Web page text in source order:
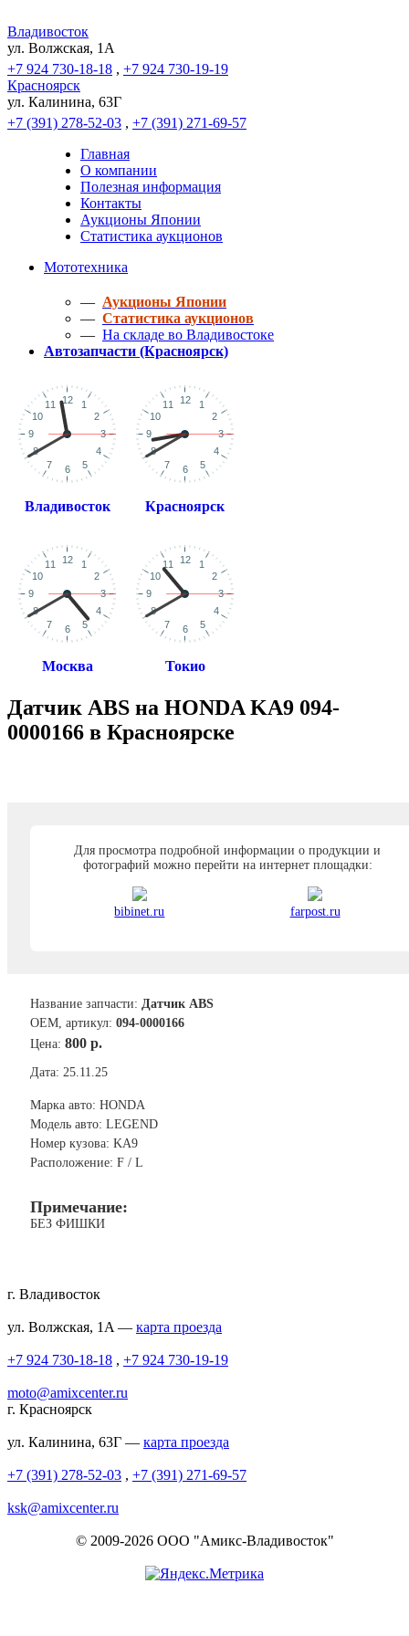
Владивосток
ул. Волжская, 1A
+7 924 730-18-18 , +7 924 730-19-19
Красноярск
ул. Калинина, 63Г
+7 (391) 278-52-03 , +7 (391) 271-69-57
Главная
О компании
Полезная информация
Контакты
Аукционы Японии
Статистика аукционов
Мототехника
— Аукционы Японии
— Статистика аукционов
— На складе во Владивостоке
Автозапчасти (Красноярск)
Владивосток Красноярск
Москва Токио
Датчик ABS на HONDA KA9 094-
0000166 в Красноярске
Для просмотра подробной информации о продукции и
фотографий можно перейти на интернет площадки:
bibinet.ru farpost.ru
Название запчасти: Датчик ABS
ОЕМ, артикул: 094-0000166
Цена: 800 р.
Дата: 25.11.25
Марка авто: HONDA
Модель авто: LEGEND
Номер кузова: KA9
Расположение: F / L
Примечание:
БЕЗ ФИШКИ
г. Владивосток
ул. Волжская, 1A — карта проезда
+7 924 730-18-18 , +7 924 730-19-19
moto@amixcenter.ru
г. Красноярск
ул. Калинина, 63Г — карта проезда
+7 (391) 278-52-03 , +7 (391) 271-69-57
ksk@amixcenter.ru
© 2009-2026 ООО "Амикс-Владивосток"